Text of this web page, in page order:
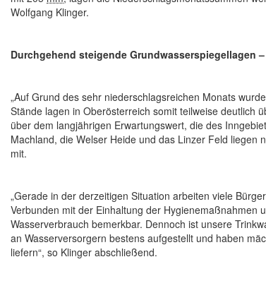
Wolfgang Klinger.
Durchgehend steigende Grundwasserspiegellagen
„Auf Grund des sehr niederschlagsreichen Monats
Stände lagen in Oberösterreich somit teilweise deutlich
über dem langjährigen Erwartungswert, die des
Machland, die Welser Heide und das Linzer Feld liegen
mit.
„Gerade in der derzeitigen Situation arbeiten viele
Verbunden mit der Einhaltung der Hygienemaßnahmen
Wasserverbrauch bemerkbar. Dennoch ist unsere
an Wasserversorgern bestens aufgestellt und haben
liefern“, so Klinger abschließend.